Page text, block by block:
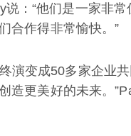
：“他们是一家非
合作得非常愉快。”
演变成50多家企业
更美好的未来。